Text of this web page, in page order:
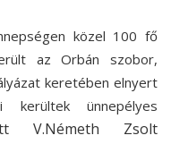
közel 100 fő
az Orbán szobor,
keretében elnyert
kerültek ünnepélyes
V.Németh Zsolt